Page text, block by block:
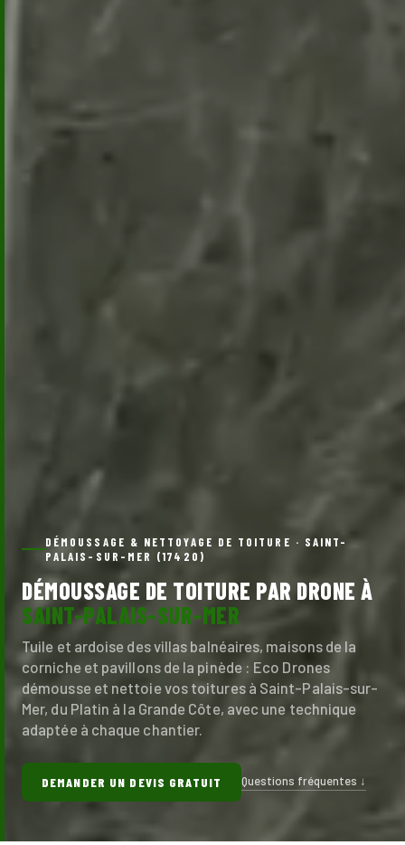
DÉMOUSSAGE & NETTOYAGE DE TOITURE · SAINT-
PALAIS-SUR-MER (17420)
DÉMOUSSAGE DE TOITURE PAR DRONE À
SAINT-PALAIS-SUR-MER
Tuile et ardoise des villas balnéaires, maisons de la
corniche et pavillons de la pinède : Eco Drones
démousse et nettoie vos toitures à Saint-Palais-sur-
Mer, du Platin à la Grande Côte, avec une technique
adaptée à chaque chantier.
DEMANDER UN DEVIS GRATUIT Questions fréquentes ↓